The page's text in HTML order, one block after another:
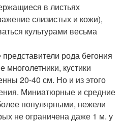
в листьях
слизистых и кожи),
культурами весьма
рода бегония
многолетники, кустики
20-40 см. Но и из этого
Миниатюрные и средние
популярными, нежели
не ограничена даже 1 м. у